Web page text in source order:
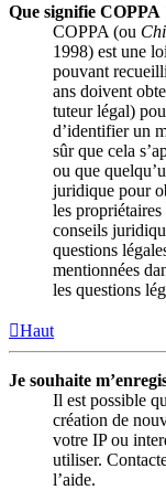
Que signifie COPPA
COPPA (ou
1998) est une
pouvant
ans doivent
tuteur légal)
d’identifier un
sûr que cela
ou que
juridique pour
les
conseils
questions
mentionnées
les questions
Haut
Je souhaite
Il est possible
création de
votre IP ou
utiliser.
l’aide.